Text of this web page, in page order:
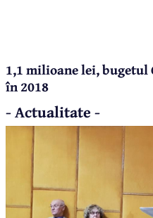
1,1 milioane lei,
în 2018
- Actualitate -